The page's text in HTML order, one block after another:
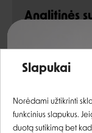
Analitinės
žali baltymai
žali aliejai ir
žali pelenai
žalia ląsteliena
Slapukai
Norėdami užtikrinti
funkcinius slapukus.
duotą sutikimą bet